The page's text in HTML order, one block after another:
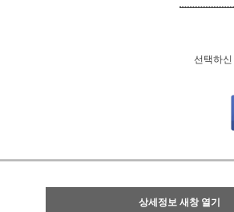
선택하
상세정보 새창 열기